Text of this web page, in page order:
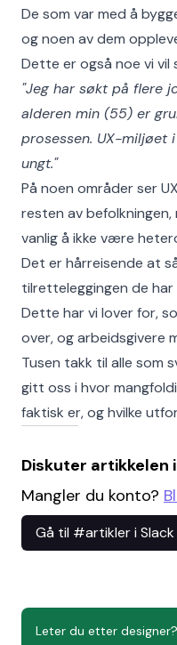
De som var med å
og noen av dem
Dette er også noe vi vil
"Jeg har søkt på flere
alderen min (55) er
prosessen. UX-miljøet
ungt."
På noen områder ser
resten av
vanlig å ikke være
Det er hårreisende at
tilretteleggingen de
Dette har vi lover for,
over, og arbeidsgivere
Tusen takk til alle som
gitt oss i hvor
faktisk er, og hvilke
Diskuter artikkelen
Mangler du konto?
Gå til #artikler i Slack
Leter du etter designer?